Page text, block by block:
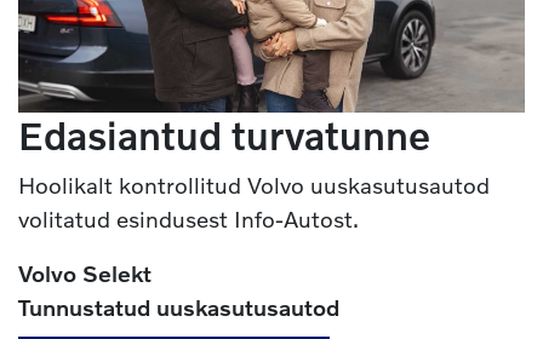
Edasiantud turvatunne
Hoolikalt kontrollitud Volvo uuskasutusautod
volitatud esindusest Info-Autost.
Volvo Selekt
Tunnustatud uuskasutusautod